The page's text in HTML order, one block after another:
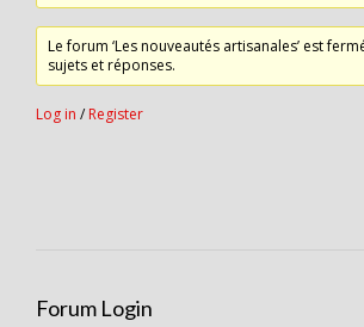
Le forum ‘Les nouveautés artisanales’ est
sujets et réponses.
Log in / Register
Forum Login